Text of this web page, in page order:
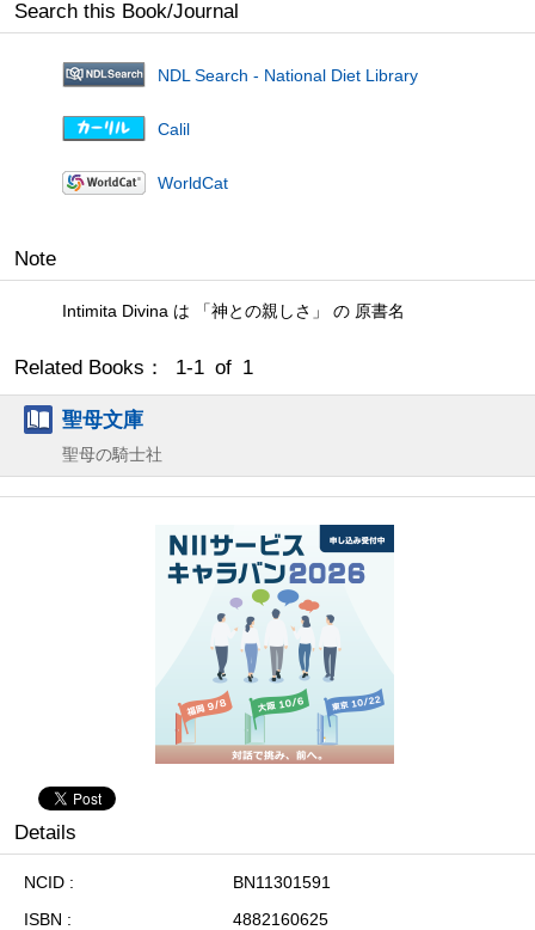
Search this Book/Journal
NDL Search - National Diet Library
Calil
WorldCat
Note
Intimita Divina は 「神との親しさ」 の 原書名
Related Books： 1-1 of 1
聖母文庫
聖母の騎士社
Details
NCID
BN11301591
ISBN
4882160625